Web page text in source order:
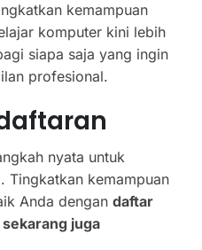
kemampuan
komputer kini lebih
siapa saja yang ingin
profesional.
nyata untuk
Tingkatkan kemampuan
Anda dengan daftar
sekarang juga